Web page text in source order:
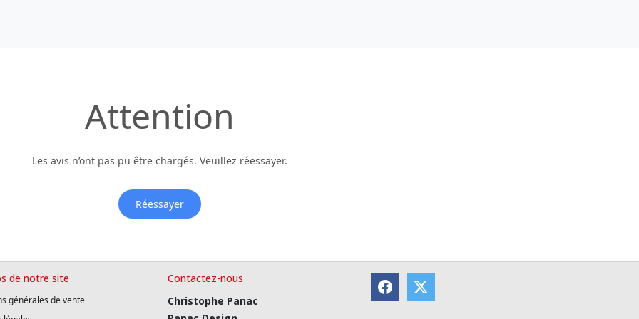
Attention
Les avis n’ont pas pu être chargés. Veuillez réessayer.
Réessayer
de notre site
générales de vente
Contactez-nous
Christophe Panac